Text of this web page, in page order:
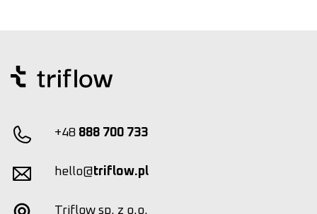
+48 888 700 733
hello@triflow.pl
Triflow sp. z o.o.